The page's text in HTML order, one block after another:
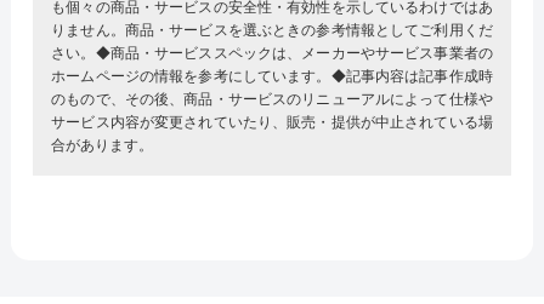
も個々の商品・サービスの安全性・有効性を示しているわけではあ
りません。商品・サービスを選ぶときの参考情報としてご利用くだ
さい。◆商品・サービススペックは、メーカーやサービス事業者の
ホームページの情報を参考にしています。◆記事内容は記事作成時
のもので、その後、商品・サービスのリニューアルによって仕様や
サービス内容が変更されていたり、販売・提供が中止されている場
合があります。